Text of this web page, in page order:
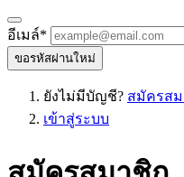
อีเมล์*
ขอรหัสผ่านใหม่
ยังไม่มีบัญชี? สมัครส
เข้าสู่ระบบ